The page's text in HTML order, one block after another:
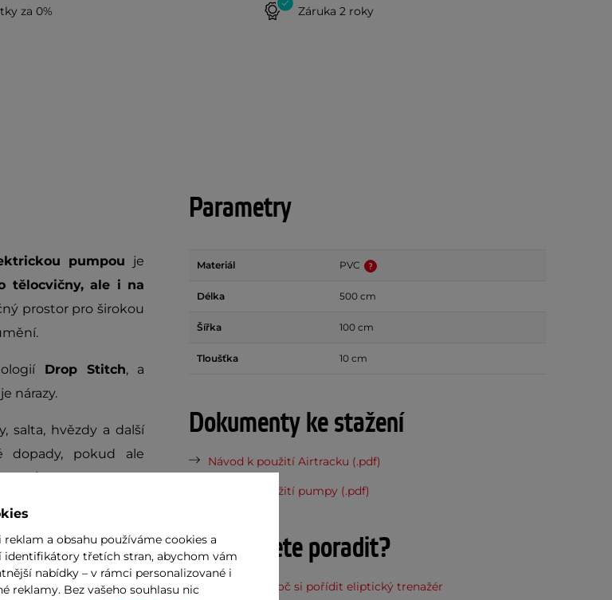
za 0% Záruka 2 roky
pumpou je
tělocvičny, ale i na
prostor pro širokou
Drop Stitch, a
nárazy.
salta, hvězdy a další
dopady, pokud ale
Můžete jednoduše
jedné žíněnky je
poškodili.
pro snadnější
inSPORTline
Parametry
Materiál PVC
Délka 500 cm
Šířka 100 cm
Tloušťka 10 cm
Dokumenty ke stažení
Návod k použití Airtracku (.pdf)
Návod k použití pumpy (.pdf)
Potřebujete poradit?
7 důvodů, proč si pořídit eliptický trenažér
reklam a obsahu používáme cookies a
třetích stran, abychom vám
nabídky – v rámci personalizované i
reklamy. Bez vašeho souhlasu nic